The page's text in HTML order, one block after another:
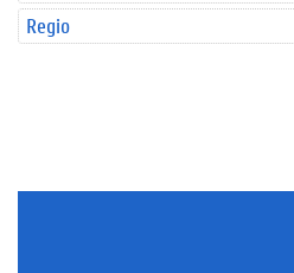
Regio